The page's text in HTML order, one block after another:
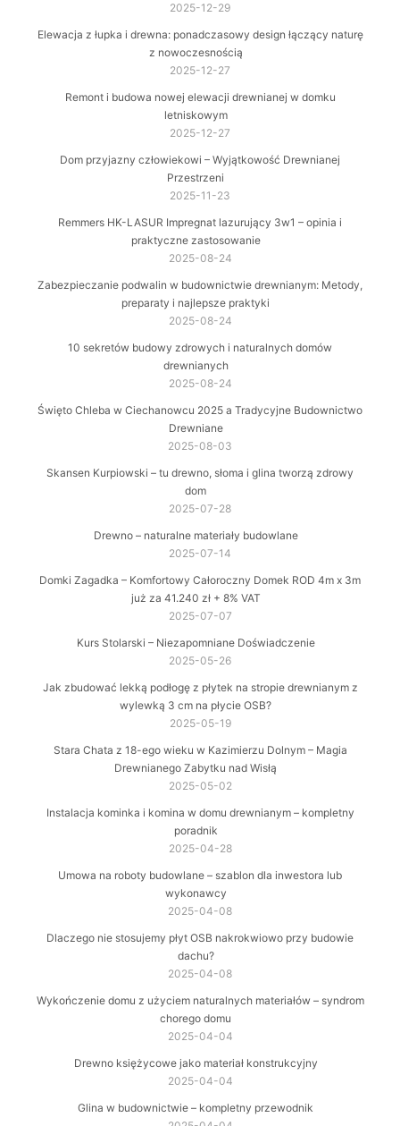
2025-12-29
Elewacja z łupka i drewna: ponadczasowy design łączący naturę
z nowoczesnością
2025-12-27
Remont i budowa nowej elewacji drewnianej w domku
letniskowym
2025-12-27
Dom przyjazny człowiekowi – Wyjątkowość Drewnianej
Przestrzeni
2025-11-23
Remmers HK-LASUR Impregnat lazurujący 3w1 – opinia i
praktyczne zastosowanie
2025-08-24
Zabezpieczanie podwalin w budownictwie drewnianym: Metody,
preparaty i najlepsze praktyki
2025-08-24
10 sekretów budowy zdrowych i naturalnych domów
drewnianych
2025-08-24
Święto Chleba w Ciechanowcu 2025 a Tradycyjne Budownictwo
Drewniane
2025-08-03
Skansen Kurpiowski – tu drewno, słoma i glina tworzą zdrowy
dom
2025-07-28
Drewno – naturalne materiały budowlane
2025-07-14
Domki Zagadka – Komfortowy Całoroczny Domek ROD 4m x 3m
już za 41.240 zł + 8% VAT
2025-07-07
Kurs Stolarski – Niezapomniane Doświadczenie
2025-05-26
Jak zbudować lekką podłogę z płytek na stropie drewnianym z
wylewką 3 cm na płycie OSB?
2025-05-19
Stara Chata z 18-ego wieku w Kazimierzu Dolnym – Magia
Drewnianego Zabytku nad Wisłą
2025-05-02
Instalacja kominka i komina w domu drewnianym – kompletny
poradnik
2025-04-28
Umowa na roboty budowlane – szablon dla inwestora lub
wykonawcy
2025-04-08
Dlaczego nie stosujemy płyt OSB nakrokwiowo przy budowie
dachu?
2025-04-08
Wykończenie domu z użyciem naturalnych materiałów – syndrom
chorego domu
2025-04-04
Drewno księżycowe jako materiał konstrukcyjny
2025-04-04
Glina w budownictwie – kompletny przewodnik